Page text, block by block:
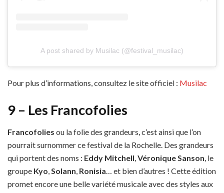
A post shared by Musilac (@festival_musilac)
Pour plus d’informations, consultez le site officiel : Musilac
9 – Les Francofolies
Francofolies ou la folie des grandeurs, c’est ainsi que l’on
pourrait surnommer ce festival de la Rochelle. Des grandeurs
qui portent des noms : Eddy Mitchell,Véronique Sanson, le
groupe Kyo,Solann, Ronisia… et bien d’autres ! Cette édition
promet encore une belle variété musicale avec des styles aux